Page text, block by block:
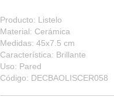
Producto: Listelo
Material: Cerámica
Medidas: 45x7.5 cm
Característica: Brillante
Uso: Pared
Código: DECBAOLISCER058